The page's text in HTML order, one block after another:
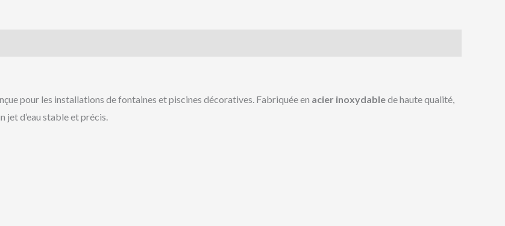
pour les installations de fontaines et piscines décoratives. Fabriquée en acier inoxydablede haute qualité,
jet d’eau stable et précis.